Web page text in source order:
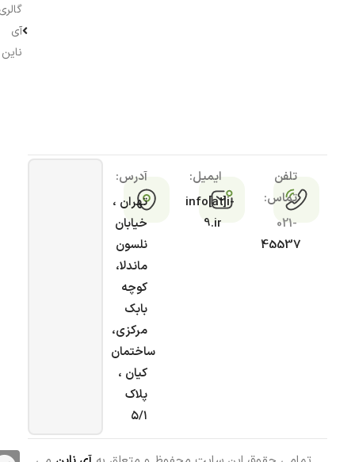
آی
ناین
تلفن
تماس:
021-
45537
ایمیل:
info[at]i-
9.ir
آدرس:
تهران ،
خیابان
نلسون
ماندلا،
کوچه
بابک
مرکزی،
ساختمان
کیان ،
پلاک
۵/۱